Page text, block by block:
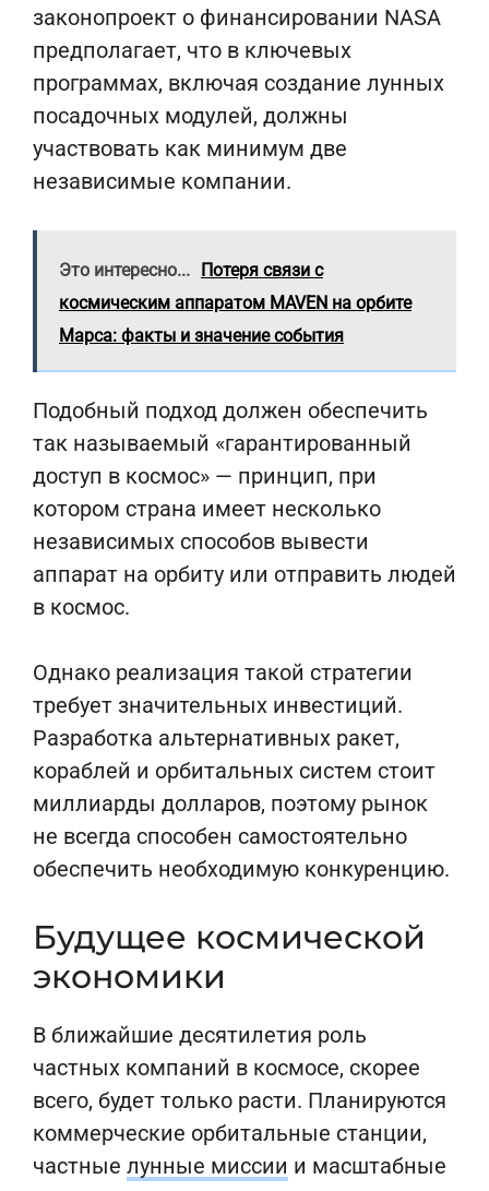
законопроект о финансировании NASA
предполагает, что в ключевых
программах, включая создание лунных
посадочных модулей, должны
участвовать как минимум две
независимые компании.
Это интересно... Потеря связи с
космическим аппаратом MAVEN на орбите
Марса: факты и значение события
Подобный подход должен обеспечить
так называемый «гарантированный
доступ в космос» — принцип, при
котором страна имеет несколько
независимых способов вывести
аппарат на орбиту или отправить людей
в космос.
Однако реализация такой стратегии
требует значительных инвестиций.
Разработка альтернативных ракет,
кораблей и орбитальных систем стоит
миллиарды долларов, поэтому рынок
не всегда способен самостоятельно
обеспечить необходимую конкуренцию.
Будущее космической
экономики
В ближайшие десятилетия роль
частных компаний в космосе, скорее
всего, будет только расти. Планируются
коммерческие орбитальные станции,
частные лунные миссии и масштабные